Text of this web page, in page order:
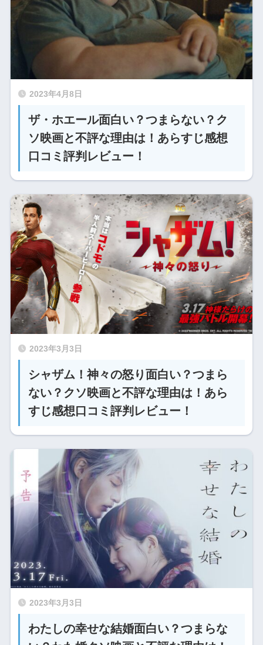
2023年4月8日
ザ・ホエール面白い？つまらない？ク
ソ映画と不評な理由は！あらすじ感想
口コミ評判レビュー！
2023年3月3日
シャザム！神々の怒り面白い？つまら
ない？クソ映画と不評な理由は！あら
すじ感想口コミ評判レビュー！
2023年3月3日
わたしの幸せな結婚面白い？つまらな